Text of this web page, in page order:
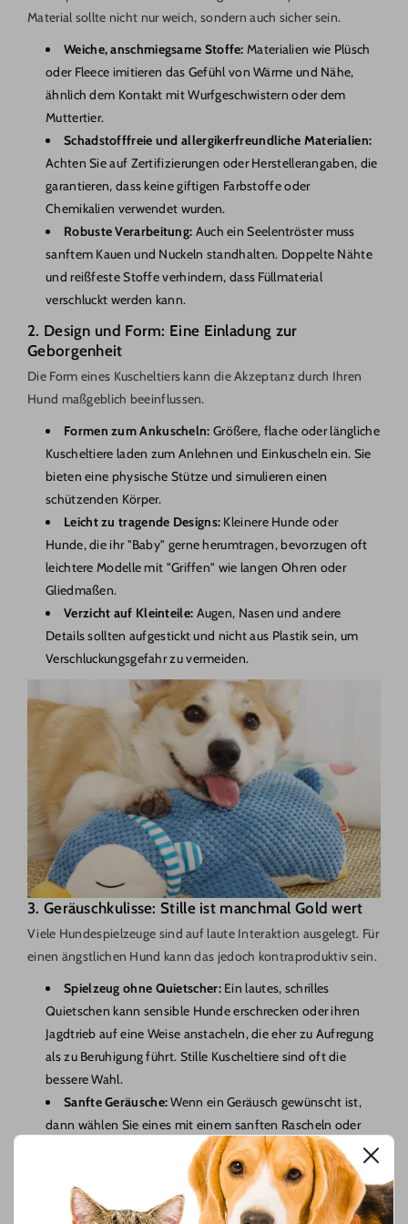
Material sollte nicht nur weich, sondern auch sicher sein.
Weiche, anschmiegsame Stoffe: Materialien wie Plüsch
oder Fleece imitieren das Gefühl von Wärme und Nähe,
ähnlich dem Kontakt mit Wurfgeschwistern oder dem
Muttertier.
Schadstofffreie und allergikerfreundliche Materialien:
Achten Sie auf Zertifizierungen oder Herstellerangaben, die
garantieren, dass keine giftigen Farbstoffe oder
Chemikalien verwendet wurden.
Robuste Verarbeitung: Auch ein Seelentröster muss
sanftem Kauen und Nuckeln standhalten. Doppelte Nähte
und reißfeste Stoffe verhindern, dass Füllmaterial
verschluckt werden kann.
2. Design und Form: Eine Einladung zur
Geborgenheit
Die Form eines Kuscheltiers kann die Akzeptanz durch Ihren
Hund maßgeblich beeinflussen.
Formen zum Ankuscheln: Größere, flache oder längliche
Kuscheltiere laden zum Anlehnen und Einkuscheln ein. Sie
bieten eine physische Stütze und simulieren einen
schützenden Körper.
Leicht zu tragende Designs: Kleinere Hunde oder
Hunde, die ihr "Baby" gerne herumtragen, bevorzugen oft
leichtere Modelle mit "Griffen" wie langen Ohren oder
Gliedmaßen.
Verzicht auf Kleinteile: Augen, Nasen und andere
Details sollten aufgestickt und nicht aus Plastik sein, um
Verschluckungsgefahr zu vermeiden.
3. Geräuschkulisse: Stille ist manchmal Gold wert
Viele Hundespielzeuge sind auf laute Interaktion ausgelegt. Für
einen ängstlichen Hund kann das jedoch kontraproduktiv sein.
Spielzeug ohne Quietscher:Ein lautes, schrilles
Quietschen kann sensible Hunde erschrecken oder ihren
Jagdtrieb auf eine Weise anstacheln, die eher zu Aufregung
als zu Beruhigung führt. Stille Kuscheltiere sind oft die
bessere Wahl.
Sanfte Geräusche:Wenn ein Geräusch gewünscht ist,
dann wählen Sie eines mit einem sanften Rascheln oder
einem tiefen, leisen Grunzen.
Mentale Auslastung ist ebenfalls ein bewährtes Mittel gegen
Stress. Gezieltes
Beschäftigungsspielzeug für hundekann